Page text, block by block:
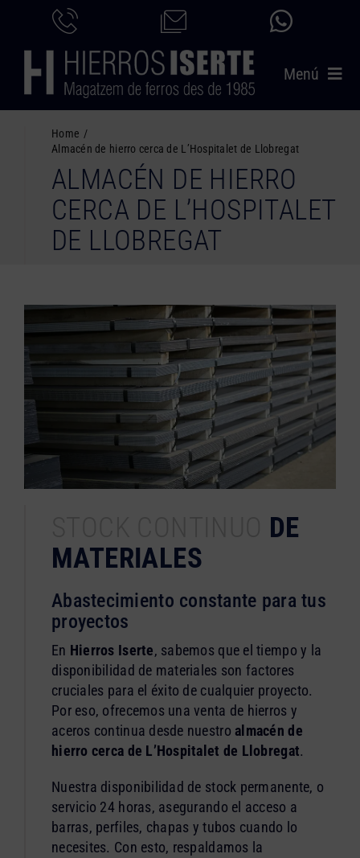
contenido
Menú
PRODUCTOS
SERVICIOS
CATÁLOGO
CONTACTO
Home
Almacén de hierro cerca de L’Hospitalet de Llobregat
ALMACÉN DE HIERRO
CERCA DE L’HOSPITALET
DE LLOBREGAT
DE
MATERIALES
Abastecimiento constante para tus
proyectos
En Hierros Iserte, sabemos que el tiempo y la
disponibilidad de materiales son factores
cruciales para el éxito de cualquier proyecto.
Por eso, ofrecemos una venta de hierros y
aceros continua desde nuestro almacén de
hierro cerca de L’Hospitalet de Llobregat.
Nuestra disponibilidad de stock permanente, o
servicio 24 horas, asegurando el acceso a
barras, perfiles, chapas y tubos cuando lo
necesites. Con esto, respaldamos la